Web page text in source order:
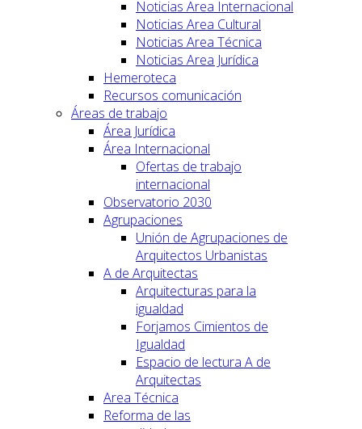
Noticias Area Internacional
Noticias Area Cultural
Noticias Area Técnica
Noticias Area Jurídica
Hemeroteca
Recursos comunicación
Áreas de trabajo
Área Jurídica
Área Internacional
Ofertas de trabajo
internacional
Observatorio 2030
Agrupaciones
Unión de Agrupaciones de
Arquitectos Urbanistas
A de Arquitectas
Arquitecturas para la
igualdad
Forjamos Cimientos de
Igualdad
Espacio de lectura A de
Arquitectas
Area Técnica
Reforma de las